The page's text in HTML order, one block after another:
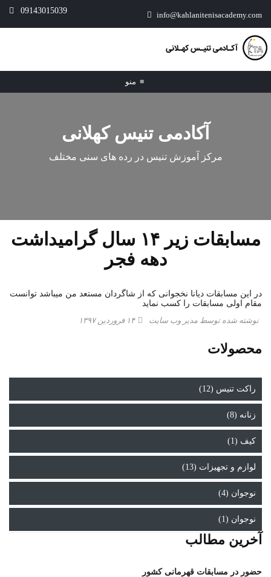
info@kahlanitenisacademy.com
09143015039
≡ منو
آکادمی تنیس کهلانی
مرکز آموزش تنیس در رده های سنی مختلف
مسابقات زیر ۱۴ سال گرامیداشت
دهه فجر
در این مسابقات دیانا نخجوانی که از شاگردان مستعد من میباشد توانست
مقام اولی مسابقات را کسب نماید
نوشته شده توسط مدیر وب سایت
۱۴ فروردین ۱۳۹۷
محصولات
راکت تنیس (12)
زنانه (8)
کیف (1)
لوازم و تجهیزات (13)
نوجوان (4)
نوجوان (1)
آخرین مطالب
حضور در مسابقات قهرمانی کشور